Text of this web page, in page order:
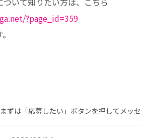
?page_id=359
は「応募したい」ボタンを押してメッセ